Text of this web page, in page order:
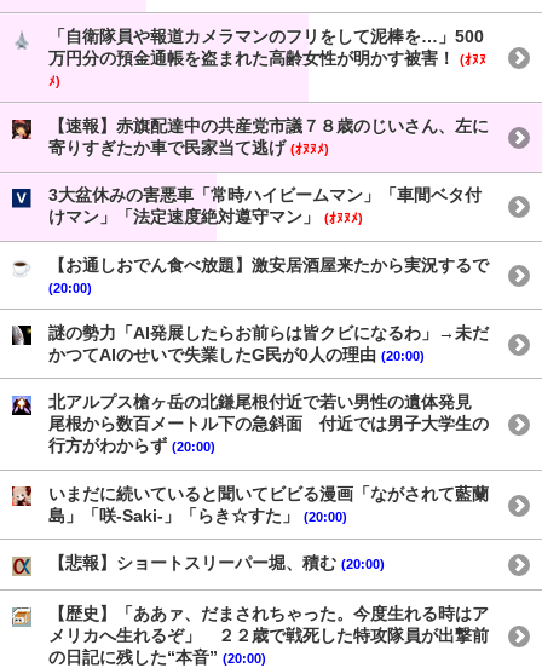
「自衛隊員や報道カメラマンのフリをして泥棒を…」500
万円分の預金通帳を盗まれた高齢女性が明かす被害！
(ｵﾇﾇ
ﾒ)
【速報】赤旗配達中の共産党市議７８歳のじいさん、左に
寄りすぎたか車で民家当て逃げ (ｵﾇﾇﾒ)
3大盆休みの害悪車「常時ハイビームマン」「車間ベタ付
けマン」「法定速度絶対遵守マン」
(ｵﾇﾇﾒ)
【お通しおでん食べ放題】激安居酒屋来たから実況するで
(20:00)
謎の勢力「AI発展したらお前らは皆クビになるわ」→未だ
かつてAIのせいで失業したG民が0人の理由 (20:00)
北アルプス槍ヶ岳の北鎌尾根付近で若い男性の遺体発見
尾根から数百メートル下の急斜面 付近では男子大学生の
行方がわからず (20:00)
いまだに続いていると聞いてビビる漫画「ながされて藍蘭
島」「咲-Saki-」「らき☆すた」
(20:00)
【悲報】ショートスリーパー堀、積む (20:00)
【歴史】「ああァ、だまされちゃった。今度生れる時はア
メリカへ生れるぞ」 ２２歳で戦死した特攻隊員が出撃前
の日記に残した“本音” (20:00)